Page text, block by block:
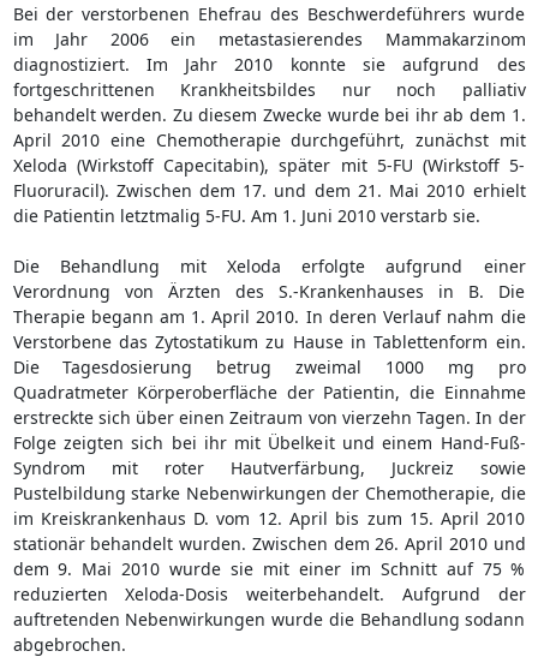
Bei der verstorbenen Ehefrau des Beschwerdeführers wurde
im Jahr 2006 ein metastasierendes Mammakarzinom
diagnostiziert. Im Jahr 2010 konnte sie aufgrund des
fortgeschrittenen Krankheitsbildes nur noch palliativ
behandelt werden. Zu diesem Zwecke wurde bei ihr ab dem 1.
April 2010 eine Chemotherapie durchgeführt, zunächst mit
Xeloda (Wirkstoff Capecitabin), später mit 5-FU (Wirkstoff 5-
Fluoruracil). Zwischen dem 17. und dem 21. Mai 2010 erhielt
die Patientin letztmalig 5-FU. Am 1. Juni 2010 verstarb sie.
Die Behandlung mit Xeloda erfolgte aufgrund einer
Verordnung von Ärzten des S.-Krankenhauses in B. Die
Therapie begann am 1. April 2010. In deren Verlauf nahm die
Verstorbene das Zytostatikum zu Hause in Tablettenform ein.
Die Tagesdosierung betrug zweimal 1000 mg pro
Quadratmeter Körperoberfläche der Patientin, die Einnahme
erstreckte sich über einen Zeitraum von vierzehn Tagen. In der
Folge zeigten sich bei ihr mit Übelkeit und einem Hand-Fuß-
Syndrom mit roter Hautverfärbung, Juckreiz sowie
Pustelbildung starke Nebenwirkungen der Chemotherapie, die
im Kreiskrankenhaus D. vom 12. April bis zum 15. April 2010
stationär behandelt wurden. Zwischen dem 26. April 2010 und
dem 9. Mai 2010 wurde sie mit einer im Schnitt auf 75 %
reduzierten Xeloda-Dosis weiterbehandelt. Aufgrund der
auftretenden Nebenwirkungen wurde die Behandlung sodann
abgebrochen.